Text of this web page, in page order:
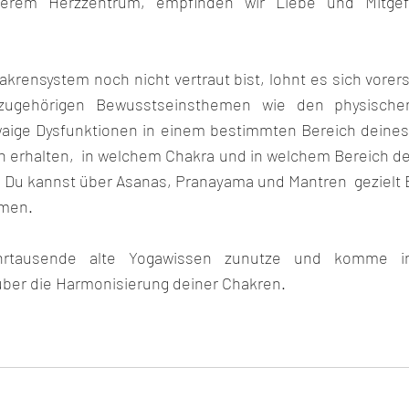
noch nicht vertraut bist, lohnt es sich
Bewusstseinsthemen wie den
Dysfunktionen in einem bestimmten Bereich
erhalten,  in welchem Chakra und in welchem Bereich
kannst über Asanas, Pranayama und Mantren
alte Yogawissen zunutze und komme
die Harmonisierung deiner Chakren.